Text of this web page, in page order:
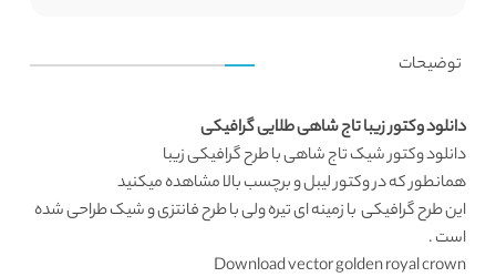
توضیحات
دانلود وکتور زیبا تاج شاهی طلایی گرافیکی
دانلود وکتورشیک تاج شاهی با طرح گرافیکی زیبا
همانطور که دروکتور لیبل و برچسببالا مشاهده میکنید
این طرح گرافیکی با زمینه ای تیره ولی با طرح فانتزی و شیک طراحی شده
است .
Download vector golden royal crown